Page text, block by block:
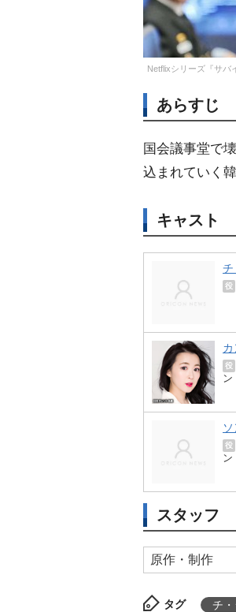
Netflixシリーズ『サバ
あらすじ
国会議事堂で
込まれていく
キャスト
チ
役
役
ン
役
ン
スタッフ
原作・制作
タグ チ・